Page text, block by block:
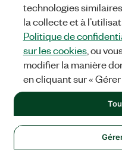
IMPRINT
©NATIONAL INSTRUMENTS
technologies
la collecte et à
Politique de
sur les cookies, ou
modifier la manière
en cliquant sur «